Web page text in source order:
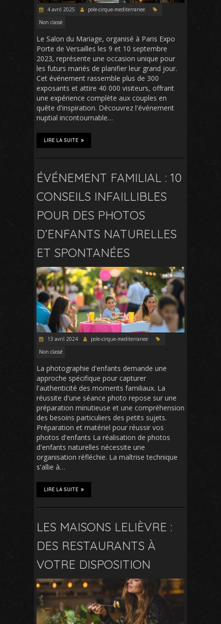
4 avril 2025
pole-cirque-mediterranee
Non classé
Le Salon du Mariage, organisé à Paris Expo
Porte de Versailles les 9 et 10 septembre
2023, représente une occasion unique pour
les futurs mariés de planifier leur grand jour.
Cet événement rassemble plus de 300
exposants et attire 40 000 visiteurs, offrant
une expérience complète aux couples en
quête d'inspiration. Découvrez l'événement
nuptial incontournable…
LIRE LA SUITE
ÉVÉNEMENT FAMILIAL : 10
CONSEILS INFAILLIBLES
POUR DES PHOTOS
D’ENFANTS NATURELLES
ET SPONTANÉES
13 avril 2024
pole-cirque-mediterranee
Non classé
La photographie d'enfants demande une
approche spécifique pour capturer
l'authenticité des moments familiaux. La
réussite d'une séance photo repose sur une
préparation minutieuse et une compréhension
des besoins particuliers des petits sujets.
Préparation et matériel pour réussir vos
photos d'enfants La réalisation de photos
d'enfants naturelles nécessite une
organisation réfléchie. La maîtrise technique
s'allie à…
LIRE LA SUITE
LES MAISONS LELIÈVRE :
DES RESTAURANTS À
VOTRE DISPOSITION